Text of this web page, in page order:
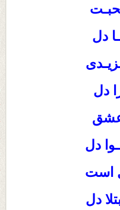
دل
دل
عشق
دل
است
دل